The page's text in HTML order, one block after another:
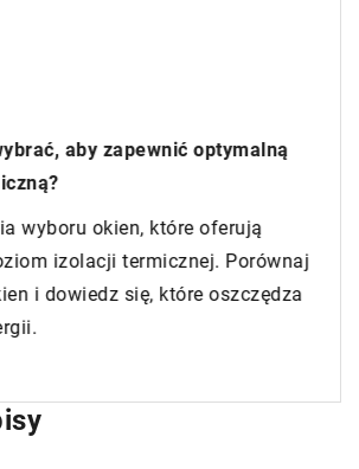
aby zapewnić optymalną
wyboru okien, które oferują
izolacji termicznej. Porównaj
i dowiedz się, które oszczędza